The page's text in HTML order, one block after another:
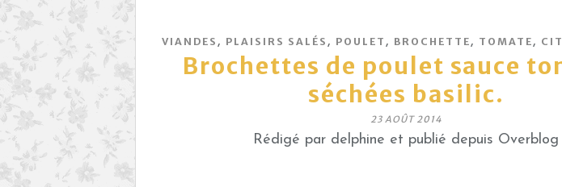
VIANDES , PLAISIRS SALÉS , POULET , BROCHETTE, TOMATE,
Brochettes de poulet sauce
séchées basilic.
23 AOÛT 2014
Rédigé par delphine et publié depuis Overblog